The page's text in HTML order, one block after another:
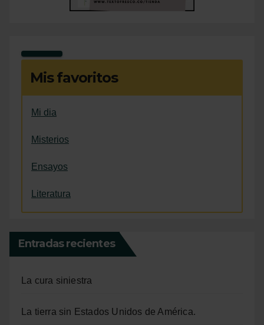
Mis favoritos
Mi dia
Misterios
Ensayos
Literatura
Entradas recientes
La cura siniestra
La tierra sin Estados Unidos de América.